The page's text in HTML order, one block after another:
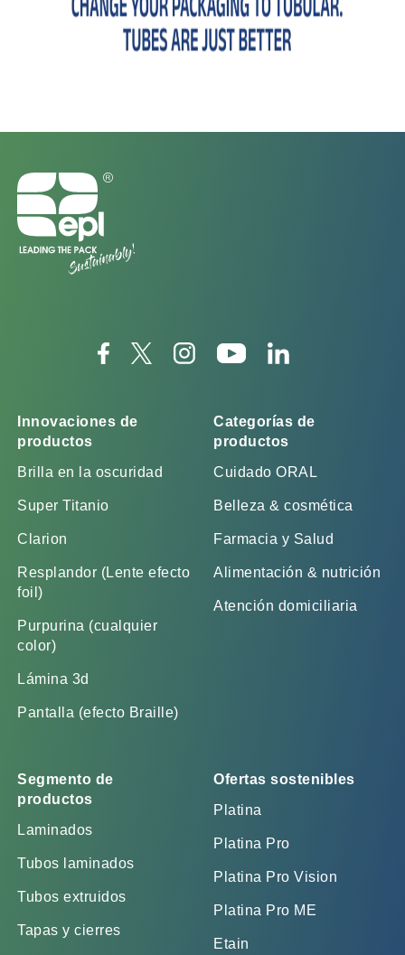
Innovaciones de
productos
Brilla en la oscuridad
Super Titanio
Clarion
Resplandor (Lente efecto
foil)
Purpurina (cualquier
color)
Lámina 3d
Pantalla (efecto Braille)
Categorías de
productos
Cuidado ORAL
Belleza & cosmética
Farmacia y Salud
Alimentación & nutrición
Atención domiciliaria
Segmento de
productos
Laminados
Tubos laminados
Tubos extruidos
Tapas y cierres
Ofertas sostenibles
Platina
Platina Pro
Platina Pro Vision
Platina Pro ME
Etain